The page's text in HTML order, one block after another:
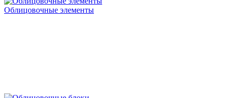
Облицовочные элементы